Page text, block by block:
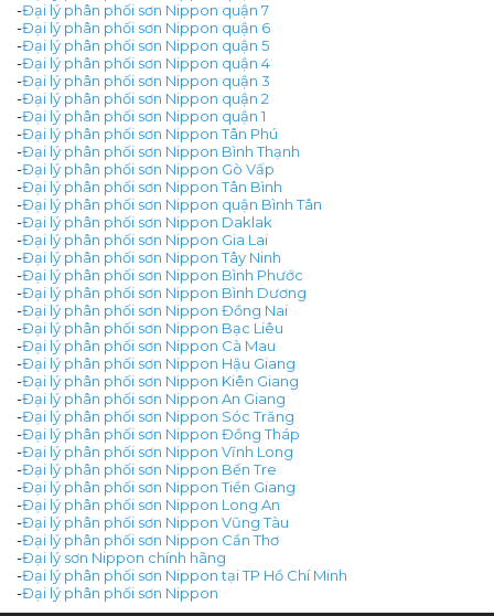
-Đại lý phân phối sơn Nippon quận 7
-Đại lý phân phối sơn Nippon quận 6
-Đại lý phân phối sơn Nippon quận 5
-Đại lý phân phối sơn Nippon quận 4
-Đại lý phân phối sơn Nippon quận 3
-Đại lý phân phối sơn Nippon quận 2
-Đại lý phân phối sơn Nippon quận 1
-Đại lý phân phối sơn Nippon Tân Phú
-Đại lý phân phối sơn Nippon Bình Thạnh
-Đại lý phân phối sơn Nippon Gò Vấp
-Đại lý phân phối sơn Nippon Tân Bình
-Đại lý phân phối sơn Nippon quận Bình Tân
-Đại lý phân phối sơn Nippon Daklak
-Đại lý phân phối sơn Nippon Gia Lai
-Đại lý phân phối sơn Nippon Tây Ninh
-Đại lý phân phối sơn Nippon Bình Phước
-Đại lý phân phối sơn Nippon Bình Dương
-Đại lý phân phối sơn Nippon Đồng Nai
-Đại lý phân phối sơn Nippon Bạc Liêu
-Đại lý phân phối sơn Nippon Cà Mau
-Đại lý phân phối sơn Nippon Hậu Giang
-Đại lý phân phối sơn Nippon Kiên Giang
-Đại lý phân phối sơn Nippon An Giang
-Đại lý phân phối sơn Nippon Sóc Trăng
-Đại lý phân phối sơn Nippon Đồng Tháp
-Đại lý phân phối sơn Nippon Vĩnh Long
-Đại lý phân phối sơn Nippon Bến Tre
-Đại lý phân phối sơn Nippon Tiền Giang
-Đại lý phân phối sơn Nippon Long An
-Đại lý phân phối sơn Nippon Vũng Tàu
-Đại lý phân phối sơn Nippon Cần Thơ
-Đại lý sơn Nippon chính hãng
-Đại lý phân phối sơn Nippon tại TP Hồ Chí Minh
-Đại lý phân phối sơn Nippon